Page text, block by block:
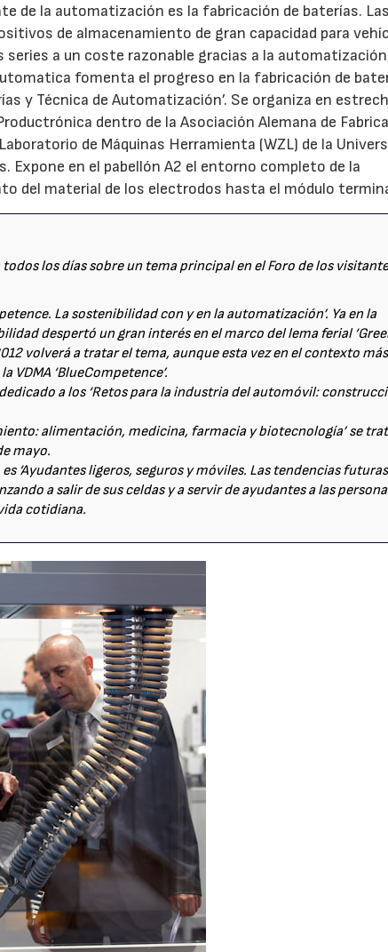
de la automatización es la fabricación de baterías. Las
de almacenamiento de gran capacidad para
a un coste razonable gracias a la
fomenta el progreso en la fabricación de
y Técnica de Automatización’. Se organiza en
dentro de la Asociación Alemana de
de Máquinas Herramienta (WZL) de la
Expone en el pabellón A2 el entorno completo de la
del material de los electrodos hasta el módulo
los días sobre un tema principal en el Foro de los
La sostenibilidad con y en la automatización’. Ya en la
despertó un gran interés en el marco del lema ferial
volverá a tratar el tema, aunque esta vez en el contexto más
VDMA ‘BlueCompetence’.
a los ‘Retos para la industria del automóvil:
alimentación, medicina, farmacia y biotecnología’ se
mayo.
‘Ayudantes ligeros, seguros y móviles. Las tendencias
a salir de sus celdas y a servir de ayudantes a las
cotidiana.
22/07/2026 29/07/2026